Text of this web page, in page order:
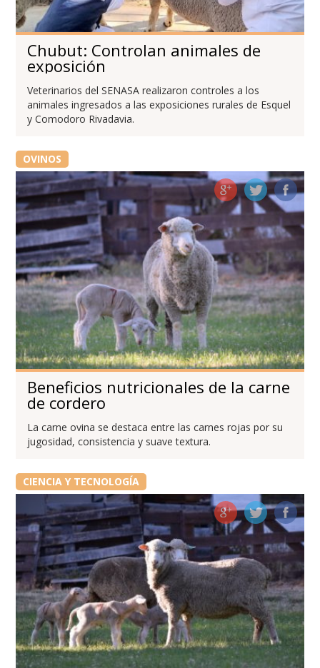
Chubut: Controlan animales de
exposición
Veterinarios del SENASA realizaron controles a los
animales ingresados a las exposiciones rurales de Esquel
y Comodoro Rivadavia.
OVINOS
Beneficios nutricionales de la carne
de cordero
La carne ovina se destaca entre las carnes rojas por su
jugosidad, consistencia y suave textura.
CIENCIA Y TECNOLOGÍA